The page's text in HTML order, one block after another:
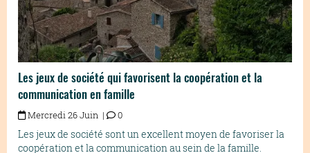
Les jeux de société qui favorisent la coopération et la
communication en famille
Mercredi 26 Juin | 0
Les jeux de société sont un excellent moyen de favoriser la
coopération et la communication au sein de la famille.